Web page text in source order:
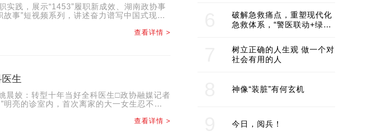
实践，展示“1453”履职新成效、湖南政协事
事”短视频系列，讲述奋力谱写中国式现代
查看详情 >
生
晨姣：转型十年当好全科医生□政协融媒记者
明亮的诊室内，首次离家的大一女生忍不住
查看详情 >
建医美产业良性生态圈
破解急救痛点，重塑现代化
急救体系，“警医联动+绿波
树立正确的人生观 做一个对
社会有用的人
神像“装脏”有何玄机
今日，阅兵！